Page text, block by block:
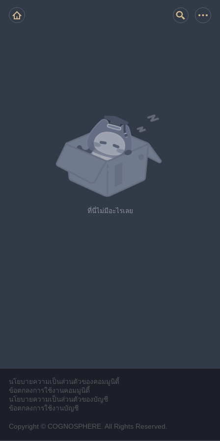
ที่นี่ไม่มีอะไรเลย
นโยบายความเป็นส่วนตัวของคอมมูนิตี้
ข้อตกลงการใช้งานคอมมูนิตี้
นโยบายความเป็นส่วนตัวของบัญชี
ข้อตกลงการใช้งานบัญชี
Copyright © COGNOSPHERE. All Rights Reserved.